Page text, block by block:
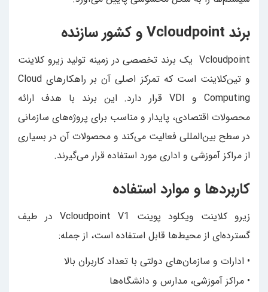
برند Vcloudpoint و کشور سازنده
Vcloudpoint یک برند تخصصی در زمینه تولید زیرو کلاینت
و تین‌کلاینت است که تمرکز اصلی آن بر راهکارهای Cloud
Computing و VDI قرار دارد. این برند با هدف ارائه
محصولات اقتصادی، پایدار و مناسب برای پروژه‌های سازمانی
در سطح بین‌المللی فعالیت می‌کند و محصولات آن در بسیاری
از مراکز آموزشی و اداری مورد استفاده قرار می‌گیرند.
کاربردها و موارد استفاده
زیرو کلاینت ویکلود پوینت Vcloudpoint V1 در طیف
گسترده‌ای از محیط‌ها قابل استفاده است، از جمله:
• ادارات و سازمان‌های دولتی با تعداد کاربران بالا
• مراکز آموزشی، مدارس و دانشگاه‌ها